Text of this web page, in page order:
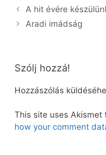
A hit évére
Aradi imádság
Szólj hozzá!
Hozzászólás
This site uses Akismet
how your comment